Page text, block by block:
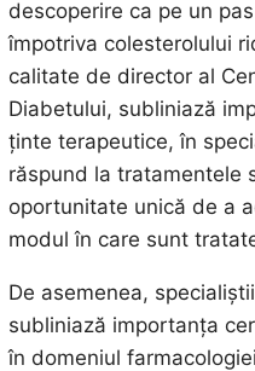
descoperire ca pe un
împotriva colesterolului
calitate de director al
Diabetului, subliniază
ținte terapeutice, în
răspund la tratamentele
oportunitate unică de a
modul în care sunt
De asemenea,
subliniază importanța
în domeniul